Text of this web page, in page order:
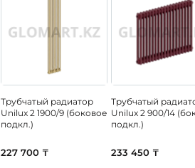
Трубчатый радиатор
Unilux 2 1900/9 (боковое
подкл.)
227 700 ₸
Трубчатый
Unilux 2 900/14
подкл.)
233 450 ₸